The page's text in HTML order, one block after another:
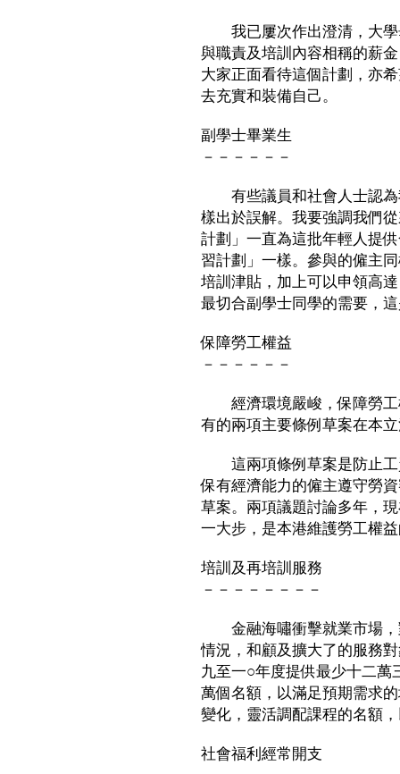
我已屢次作出澄清，大學
與職責及培訓內容相稱的薪
大家正面看待這個計劃，亦
去充實和裝備自己。
副學士畢業生
－－－－－－
有些議員和社會人士認為
樣出於誤解。我要強調我們
計劃」一直為這批年輕人提
習計劃」一樣。參與的僱主
培訓津貼，加上可以申領高
最切合副學士同學的需要，
保障勞工權益
－－－－－－
經濟環境嚴峻，保障勞工
有的兩項主要條例草案在本
這兩項條例草案是防止工
保有經濟能力的僱主遵守勞
草案。兩項議題討論多年，
一大步，是本港維護勞工權
培訓及再培訓服務
－－－－－－－－
金融海嘯衝擊就業市場，
情況，和顧及擴大了的服務
九至一○年度提供最少十二萬
萬個名額，以滿足預期需求
變化，靈活調配課程的名額
社會福利經常開支